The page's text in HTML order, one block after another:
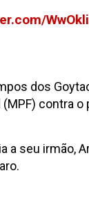
dos
contra o
a seu irmão,